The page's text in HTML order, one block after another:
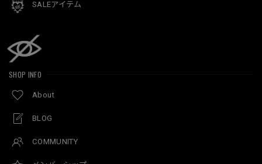
SALEアイテム
SHOP INFO
About
BLOG
COMMUNITY